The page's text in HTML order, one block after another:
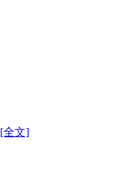
[全文]